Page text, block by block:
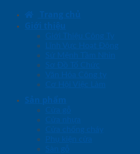
Trang chủ
Giới thiệu
Giới Thiệu Công Ty
Lĩnh Vực Hoạt Động
Sứ Mệnh Tầm Nhìn
Sơ Đồ Tổ Chức
Văn Hóa Công ty
Cơ Hội Việc Làm
Sản phẩm
Cửa gỗ
Cửa nhựa
Cửa chống cháy
Phụ kiện cửa
Sàn gỗ